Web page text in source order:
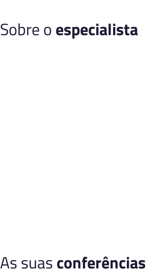
Sobre oespecialista
As suasconferências